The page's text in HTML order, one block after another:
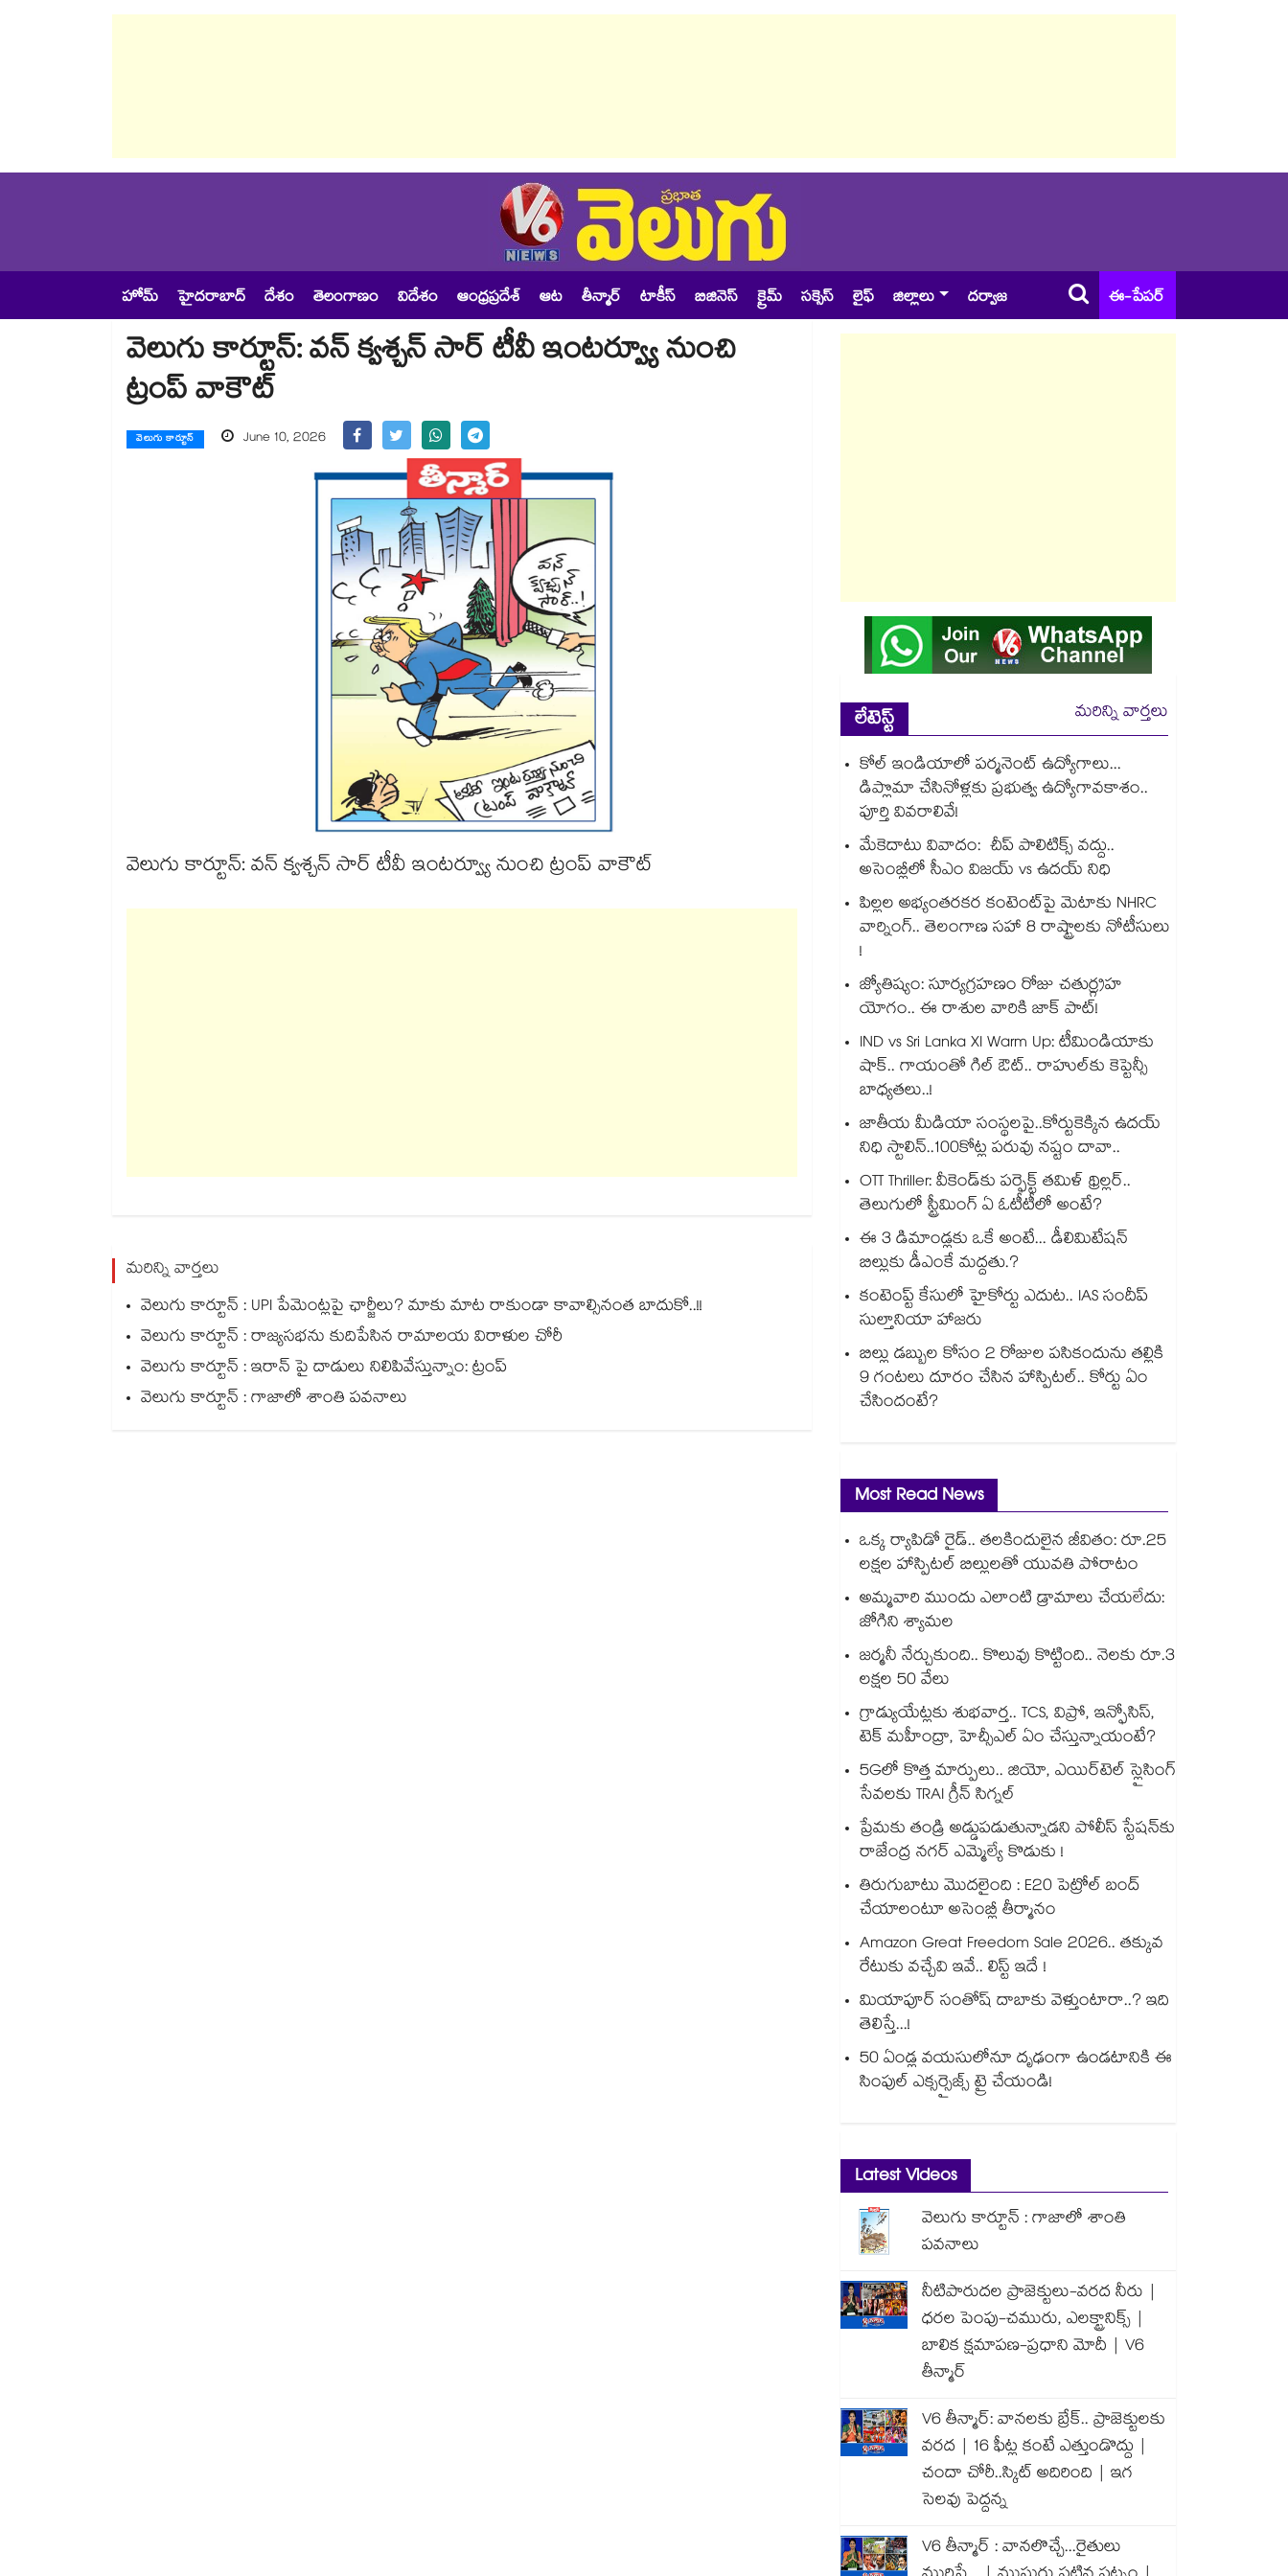
హోమ్ హైదరాబాద్ దేశం తెలంగాణం విదేశం ఆంధ్రప్రదేశ్ ఆట తీన్మార్ టాకీస్ బిజినెస్ క్రైమ్ సక్సెస్ లైఫ్ జిల్లాలు దర్వాజ ఈ-పేపర్
వెలుగు కార్టూన్: వన్ క్వశ్చన్ సార్ టీవీ ఇంటర్వ్యూ నుంచి
ట్రంప్ వాకౌట్
వెలుగు కార్టూన్ June 10, 2026
వెలుగు కార్టూన్: వన్ క్వశ్చన్ సార్ టీవీ ఇంటర్వ్యూ నుంచి ట్రంప్ వాకౌట్
మరిన్ని వార్తలు
వెలుగు కార్టూన్ : UPI పేమెంట్లపై ఛార్జీలు? మాకు మాట రాకుండా కావాల్సినంత బాదుకో..!!
వెలుగు కార్టూన్ : రాజ్యసభను కుదిపేసిన రామాలయ విరాళుల చోరీ
వెలుగు కార్టూన్ : ఇరాన్ పై దాడులు నిలిపివేస్తున్నాం: ట్రంప్
వెలుగు కార్టూన్ : గాజాలో శాంతి పవనాలు
లేటెస్ట్
మరిన్ని వార్తలు
కోల్ ఇండియాలో పర్మనెంట్ ఉద్యోగాలు...
డిప్లొమా చేసినోళ్లకు ప్రభుత్వ ఉద్యోగావకాశం..
పూర్తి వివరాలివే!
మేకెదాటు వివాదం: చీప్ పాలిటిక్స్ వద్దు..
అసెంబ్లీలో సీఎం విజయ్ vs ఉదయ్ నిధి
పిల్లల అభ్యంతరకర కంటెంట్‌పై మెటాకు NHRC
వార్నింగ్.. తెలంగాణ సహా 8 రాష్ట్రాలకు నోటీసులు
!
జ్యోతిష్యం: సూర్యగ్రహణం రోజు చతుర్గ్రహ
యోగం.. ఈ రాశుల వారికి జాక్ పాట్!
IND vs Sri Lanka XI Warm Up: టీమిండియాకు
షాక్.. గాయంతో గిల్ ఔట్.. రాహుల్‌కు కెప్టెన్సీ
బాధ్యతలు..!
జాతీయ మీడియా సంస్థలపై..కోర్టుకెక్కిన ఉదయ్
నిధి స్టాలిన్..100కోట్ల పరువు నష్టం దావా..
OTT Thriller: వీకెండ్‌కు పర్ఫెక్ట్ తమిళ్ థ్రిల్లర్..
తెలుగులో స్ట్రీమింగ్ ఏ ఓటీటీలో అంటే?
ఈ 3 డిమాండ్లకు ఒకే అంటే... డీలిమిటేషన్
బిల్లుకు డీఎంకే మద్దతు.?
కంటెంప్ట్ కేసులో హైకోర్టు ఎదుట.. IAS సందీప్
సుల్తానియా హాజరు
బిల్లు డబ్బుల కోసం 2 రోజుల పసికందును తల్లికి
9 గంటలు దూరం చేసిన హాస్పిటల్.. కోర్టు ఏం
చేసిందంటే?
Most Read News
ఒక్క ర్యాపిడో రైడ్.. తలకిందులైన జీవితం: రూ.25
లక్షల హాస్పిటల్ బిల్లులతో యువతి పోరాటం
అమ్మవారి ముందు ఎలాంటి డ్రామాలు చేయలేదు:
జోగిని శ్యామల
జర్మనీ నేర్చుకుంది.. కొలువు కొట్టింది.. నెలకు రూ.3
లక్షల 50 వేలు
గ్రాడ్యుయేట్లకు శుభవార్త.. TCS, విప్రో, ఇన్ఫోసిస్,
టెక్ మహీంద్రా, హెచ్సీఎల్ ఏం చేస్తున్నాయంటే?
5Gలో కొత్త మార్పులు.. జియో, ఎయిర్‌టెల్ స్లైసింగ్
సేవలకు TRAI గ్రీన్ సిగ్నల్
ప్రేమకు తండ్రి అడ్డుపడుతున్నాడని పోలీస్ స్టేషన్⁪కు
రాజేంద్ర నగర్ ఎమ్మెల్యే కొడుకు !
తిరుగుబాటు మొదలైంది : E20 పెట్రోల్ బంద్
చేయాలంటూ అసెంబ్లీ తీర్మానం
Amazon Great Freedom Sale 2026.. తక్కువ
రేటుకు వచ్చేవి ఇవే.. లిస్ట్ ఇదే !
మియాపూర్ సంతోష్ దాబాకు వెళ్తుంటారా..? ఇది
తెలిస్తే...!
50 ఏండ్ల వయసులోనూ దృఢంగా ఉండటానికి ఈ
సింపుల్ ఎక్సర్సైజ్స్ ట్రై చేయండి!
Latest Videos
వెలుగు కార్టూన్ : గాజాలో శాంతి
పవనాలు
నీటిపారుదల ప్రాజెక్టులు-వరద నీరు |
ధరల పెంపు-చమురు, ఎలక్ట్రానిక్స్ |
బాలిక క్షమాపణ-ప్రధాని మోదీ | V6
తీన్మార్
V6 తీన్మార్: వానలకు బ్రేక్.. ప్రాజెక్టులకు
వరద | 16 ఫీట్ల కంటే ఎత్తుండొద్దు |
చందా చోరీ..స్కిట్ అదిరింది | ఇగ
సెలవు పెద్దన్న
V6 తీన్మార్ : వానలొచ్చే...రైతులు